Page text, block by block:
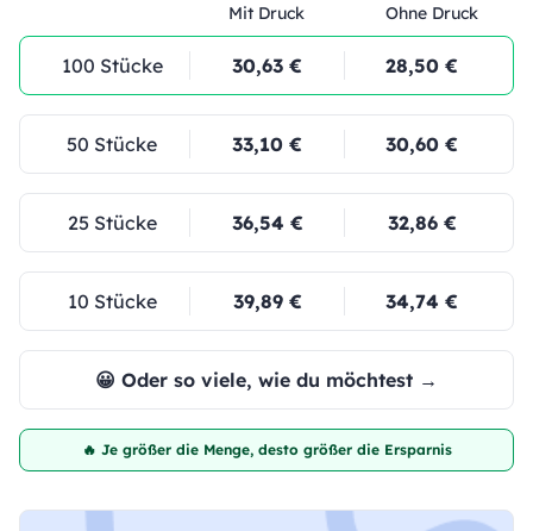
Mit Druck Ohne Druck
100 Stücke 30,63 € 28,50 €
50 Stücke 33,10 € 30,60 €
25 Stücke 36,54 € 32,86 €
10 Stücke 39,89 € 34,74 €
😀 Oder so viele, wie du möchtest →
🔥 Je größer die Menge, desto größer die Ersparnis